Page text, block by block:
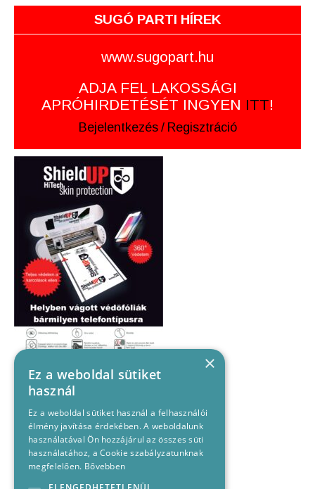
SUGÓ PARTI HÍREK
www.sugopart.hu
ADJA FEL LAKOSSÁGI
APRÓHIRDETÉSÉT INGYEN ITT!
Bejelentkezés / Regisztráció
×
Ez a weboldal sütiket
használ
Ez a weboldal sütiket használ a felhasználói
élmény javítása érdekében. A weboldalunk
használatával Ön hozzájárul az összes süti
használatához, a Cookie szabályzatunknak
megfelelően. Bővebben